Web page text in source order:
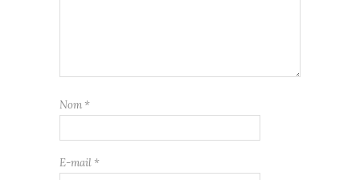
Nom *
E-mail *